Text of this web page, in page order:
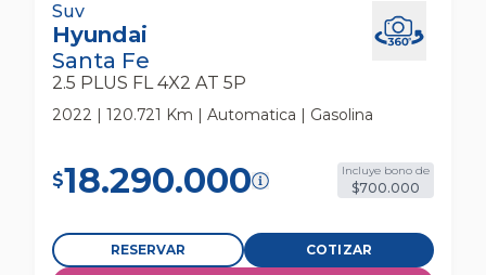
Hyundai Santa Fe 2.5 Plus Fl 4x2 At 5p Suv
Suv
Hyundai
Santa Fe
2.5 PLUS FL 4X2 AT 5P
2022 | 120.721 Km | Automatica | Gasolina
$18.290.000 Incluye bono de
$700.000
RESERVAR COTIZAR